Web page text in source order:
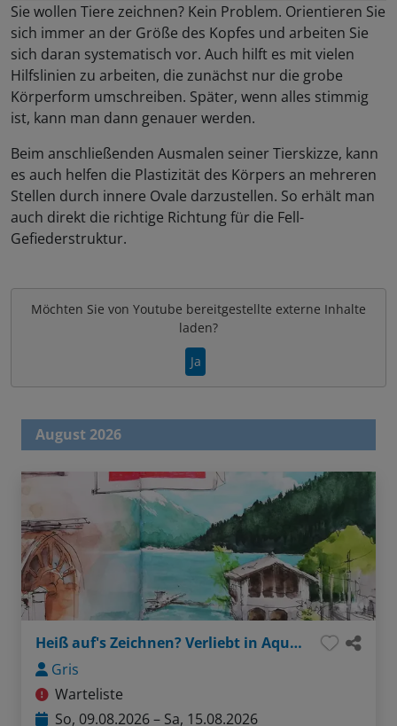
Sie wollen Tiere zeichnen? Kein Problem. Orientieren Sie
sich immer an der Größe des Kopfes und arbeiten Sie
sich daran systematisch vor. Auch hilft es mit vielen
Hilfslinien zu arbeiten, die zunächst nur die grobe
Körperform umschreiben. Später, wenn alles stimmig
ist, kann man dann genauer werden.
Beim anschließenden Ausmalen seiner Tierskizze, kann
es auch helfen die Plastizität des Körpers an mehreren
Stellen durch innere Ovale darzustellen. So erhält man
auch direkt die richtige Richtung für die Fell-
Gefiederstruktur.
Möchten Sie von Youtube bereitgestellte externe Inhalte
laden?
Ja
August 2026
Heiß auf's Zeichnen? Verliebt in Aquarell?
Gris
Warteliste
So, 09.08.2026 – Sa, 15.08.2026